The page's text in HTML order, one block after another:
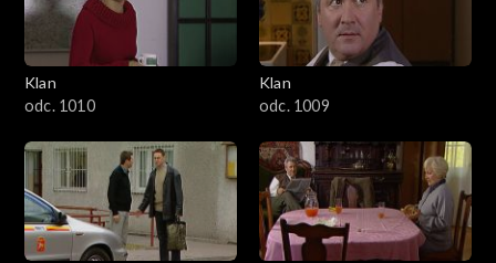
Klan
odc. 1010
Klan
odc. 1009